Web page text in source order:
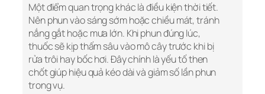
Một điểm quan trọng khác là điều kiện thời tiết.
Nên phun vào sáng sớm hoặc chiều mát, tránh
nắng gắt hoặc mưa lớn. Khi phun đúng lúc,
thuốc sẽ kịp thấm sâu vào mô cây trước khi bị
rửa trôi hay bốc hơi. Đây chính là yếu tố then
chốt giúp hiệu quả kéo dài và giảm số lần phun
trong vụ.